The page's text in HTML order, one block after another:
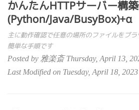
かんたんHTTPサーバー構
(Python/Java/BusyBox)+α
主に動作確認で任意の場所のファイルをブ
簡単な手順です
Posted by 雅楽斎 Thursday, April 13,
Last Modified on Tuesday, April 18, 2023